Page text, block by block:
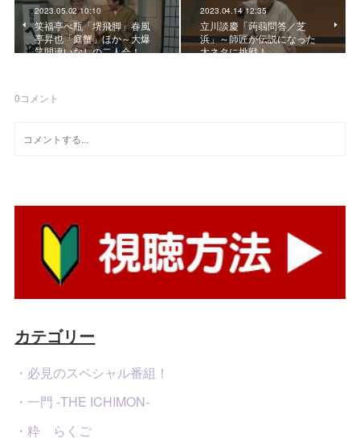
2023.05.02 10:10
笑福亭べ瓶「堺飛脚」春風
亭昇也「庭蟹」ほか～大爆
笑間違いなしの二人会！
2023.04.14 12:35
立川談慶「蒟蒻問答／芝
浜」～師匠が伝説になった
大ネタに挑戦！
0コメント
カテゴリー
・必見のスペシャル番組！
・一門 -THE ICHIMON-
・粋 らくご